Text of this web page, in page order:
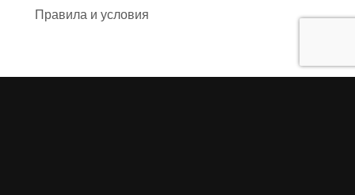
Правила и условия